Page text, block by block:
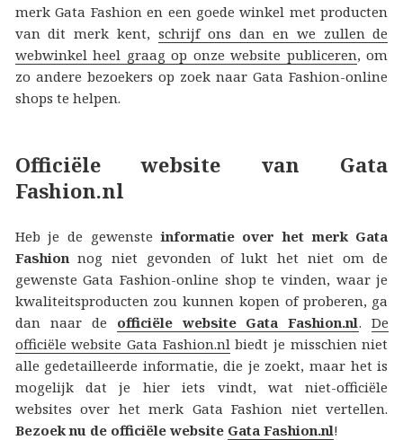
merk Gata Fashion en een goede winkel met producten
van dit merk kent,schrijf ons dan en we zullen de
webwinkel heel graag op onze website publiceren, om
zo andere bezoekers op zoek naar Gata Fashion-online
shops te helpen.
Officiële website van Gata
Fashion.nl
Heb je de gewensteinformatie over het merk Gata
Fashionnog niet gevonden of lukt het niet om de
gewenste Gata Fashion-online shop te vinden, waar je
kwaliteitsproducten zou kunnen kopen of proberen, ga
dan naar de officiële website Gata Fashion.nl. De
officiële website Gata Fashion.nl biedt je misschien niet
alle gedetailleerde informatie, die je zoekt, maar het is
mogelijk dat je hier iets vindt, wat niet-officiële
websites over het merk Gata Fashion niet vertellen.
Bezoek nu de officiële website Gata Fashion.nl!